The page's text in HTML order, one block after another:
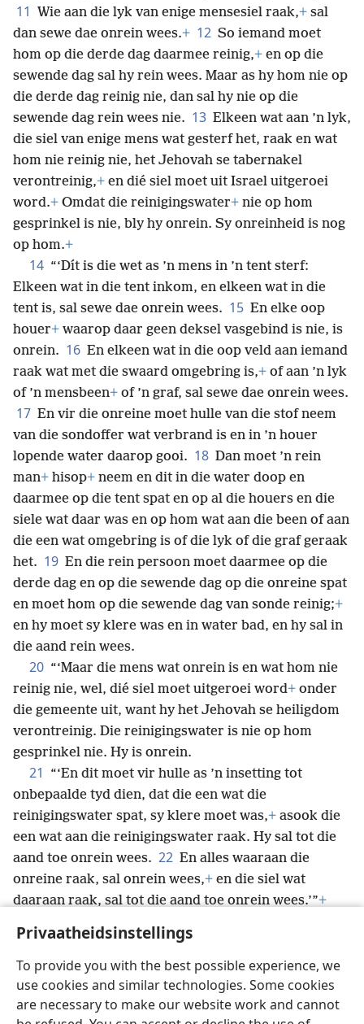
Privaatheidsinstellings
To provide you with the best possible experience, we
use cookies and similar technologies. Some cookies
are necessary to make our website work and cannot
11 Wie aan die lyk van enige mensesiel raak,+ sal
dan sewe dae onrein wees.+ 12 So iemand moet
hom op die derde dag daarmee reinig,+ en op die
sewende dag sal hy rein wees. Maar as hy hom nie op
die derde dag reinig nie, dan sal hy nie op die
sewende dag rein wees nie. 13 Elkeen wat aan ’n lyk,
die siel van enige mens wat gesterf het, raak en wat
hom nie reinig nie, het Jehovah se tabernakel
verontreinig,+ en dié siel moet uit Israel uitgeroei
word.+ Omdat die reinigingswater+ nie op hom
gesprinkel is nie, bly hy onrein. Sy onreinheid is nog
op hom.+
14 “‘Dít is die wet as ’n mens in ’n tent sterf:
Elkeen wat in die tent inkom, en elkeen wat in die
tent is, sal sewe dae onrein wees. 15 En elke oop
houer+ waarop daar geen deksel vasgebind is nie, is
onrein. 16 En elkeen wat in die oop veld aan iemand
raak wat met die swaard omgebring is,+ of aan ’n lyk
of ’n mensbeen+ of ’n graf, sal sewe dae onrein wees.
17 En vir die onreine moet hulle van die stof neem
van die sondoffer wat verbrand is en in ’n houer
lopende water daarop gooi. 18 Dan moet ’n rein
man+ hisop+ neem en dit in die water doop en
daarmee op die tent spat en op al die houers en die
siele wat daar was en op hom wat aan die been of aan
die een wat omgebring is of die lyk of die graf geraak
het. 19 En die rein persoon moet daarmee op die
derde dag en op die sewende dag op die onreine spat
en moet hom op die sewende dag van sonde reinig;+
en hy moet sy klere was en in water bad, en hy sal in
die aand rein wees.
20 “‘Maar die mens wat onrein is en wat hom nie
reinig nie, wel, dié siel moet uitgeroei word+ onder
die gemeente uit, want hy het Jehovah se heiligdom
verontreinig. Die reinigingswater is nie op hom
gesprinkel nie. Hy is onrein.
21
“‘En dit moet vir hulle as ’n insetting tot
onbepaalde tyd dien, dat die een wat die
reinigingswater spat, sy klere moet was,+ asook die
een wat aan die reinigingswater raak. Hy sal tot die
aand toe onrein wees. 22 En alles waaraan die
onreine raak, sal onrein wees,+ en die siel wat
daaraan raak, sal tot die aand toe onrein wees.’”+
Afrikaans Deel Voorkeure
Copyright© 2026 Watch Tower Bible and Tract Society of Pennsylvania